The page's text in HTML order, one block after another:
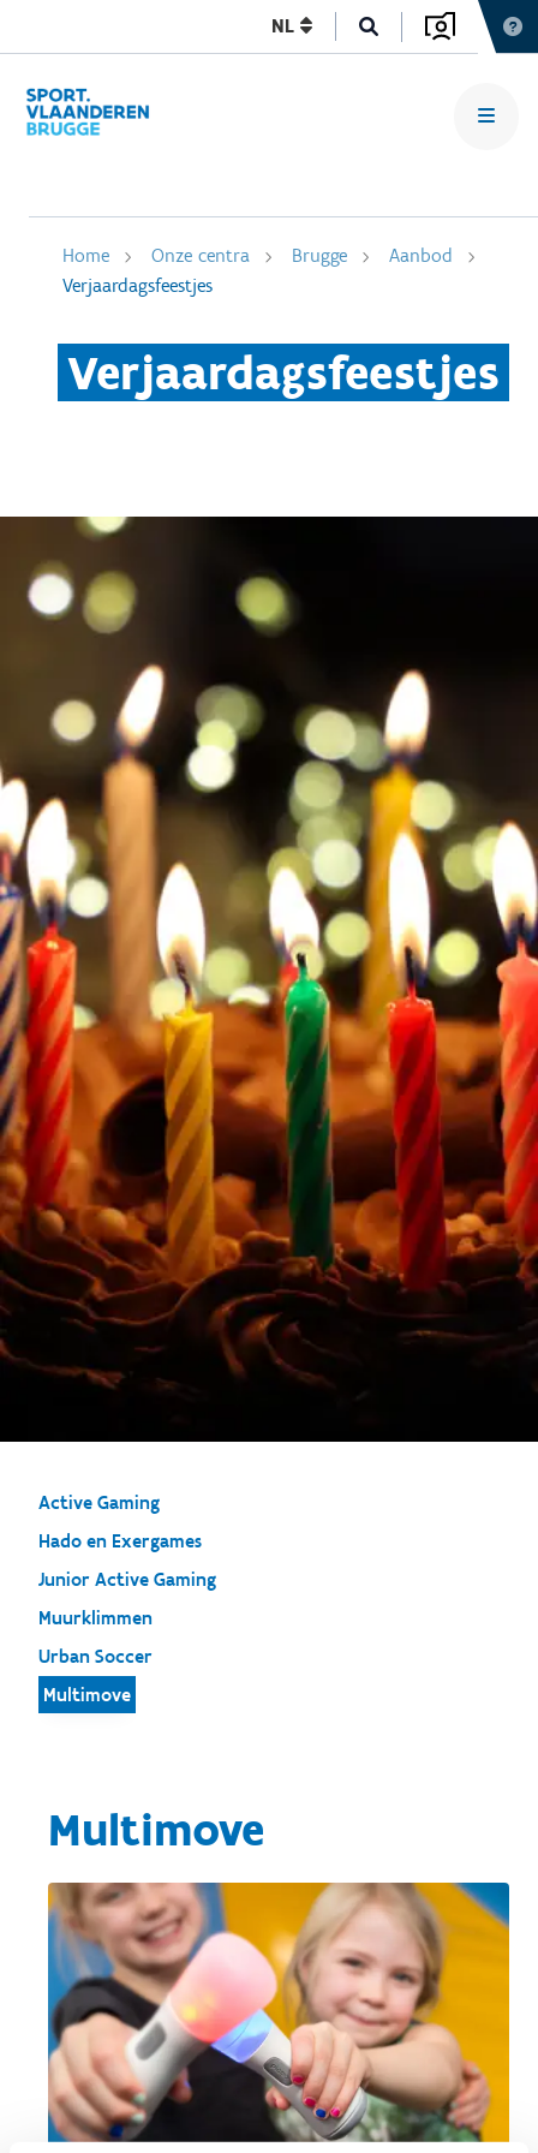
NL
Home Onze centra Brugge
Aanbod
Verjaardagsfeestjes
Verjaardagsfeestjes
Active Gaming
Hado en Exergames
Junior Active Gaming
Muurklimmen
Urban Soccer
Multimove
Multimove